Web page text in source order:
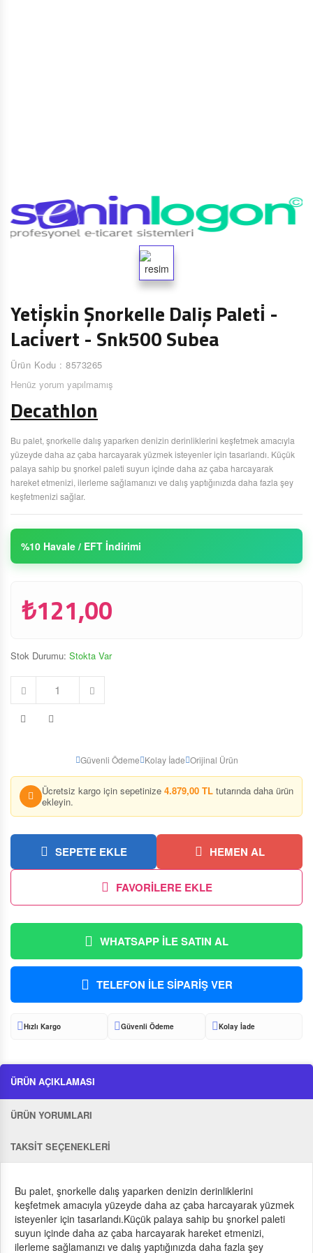
Yeti̇şki̇n Şnorkelle Daliş Paleti̇ -
Laci̇vert - Snk500 Subea
Ürün Kodu : 8573265
Henüz yorum yapılmamış
Decathlon
Bu palet, şnorkelle dalış yaparken denizin derinliklerini keşfetmek amacıyla
yüzeyde daha az çaba harcayarak yüzmek isteyenler için tasarlandı. Küçük
palaya sahip bu şnorkel paleti suyun içinde daha az çaba harcayarak
hareket etmenizi, ilerleme sağlamanızı ve dalış yaptığınızda daha fazla şey
keşfetmenizi sağlar.
%10 Havale / EFT İndirimi
₺121,00
Stok Durumu: Stokta Var
Güvenli Ödeme Kolay İade Orijinal Ürün
Ücretsiz kargo için sepetinize 4.879,00 TL tutarında daha ürün
ekleyin.
SEPETE EKLE HEMEN AL
FAVORİLERE EKLE
WHATSAPP İLE SATIN AL
TELEFON İLE SİPARİŞ VER
Hızlı Kargo Güvenli Ödeme Kolay İade
ÜRÜN AÇIKLAMASI
ÜRÜN YORUMLARI
TAKSİT SEÇENEKLERİ
Bu palet, şnorkelle dalış yaparken denizin derinliklerini
keşfetmek amacıyla yüzeyde daha az çaba harcayarak yüzmek
isteyenler için tasarlandı.Küçük palaya sahip bu şnorkel paleti
suyun içinde daha az çaba harcayarak hareket etmenizi,
ilerleme sağlamanızı ve dalış yaptığınızda daha fazla şey